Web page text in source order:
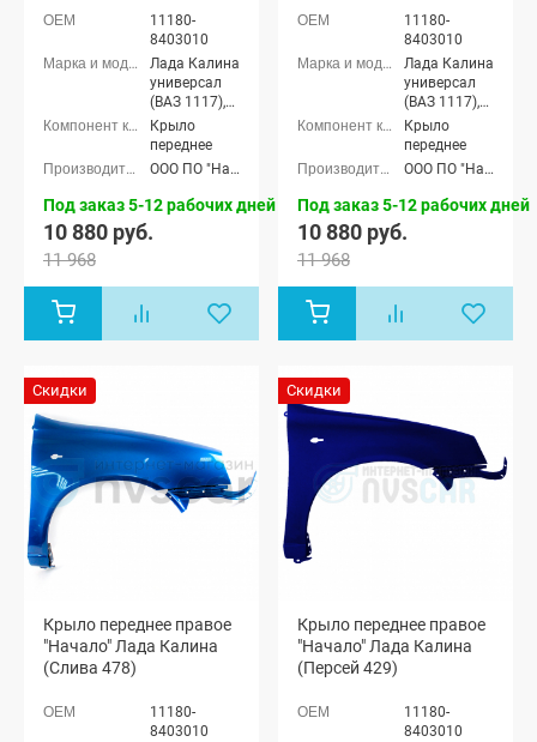
11180-
8403010
Лада Калина
универсал
(ВАЗ 1117),
Лада Калина
седан (ВАЗ
Калина
хэтчбек (ВАЗ
1119)
Крыло
переднее
ООО ПО "Начало"
Под заказ 5-12 рабочих дней
10 880 руб.
11 968
11180-
8403010
Лада Калина
универсал
(ВАЗ 1117),
Лада Калина
седан (ВАЗ
Калина
хэтчбек (ВАЗ
1119)
Крыло
переднее
ООО ПО "Начало"
Под заказ 5-12 рабочих дней
10 880 руб.
11 968
Скидки
Крыло переднее правое
"Начало" Лада Калина
(Слива 478)
11180-
8403010
Скидки
Крыло переднее правое
"Начало" Лада Калина
(Персей 429)
11180-
8403010